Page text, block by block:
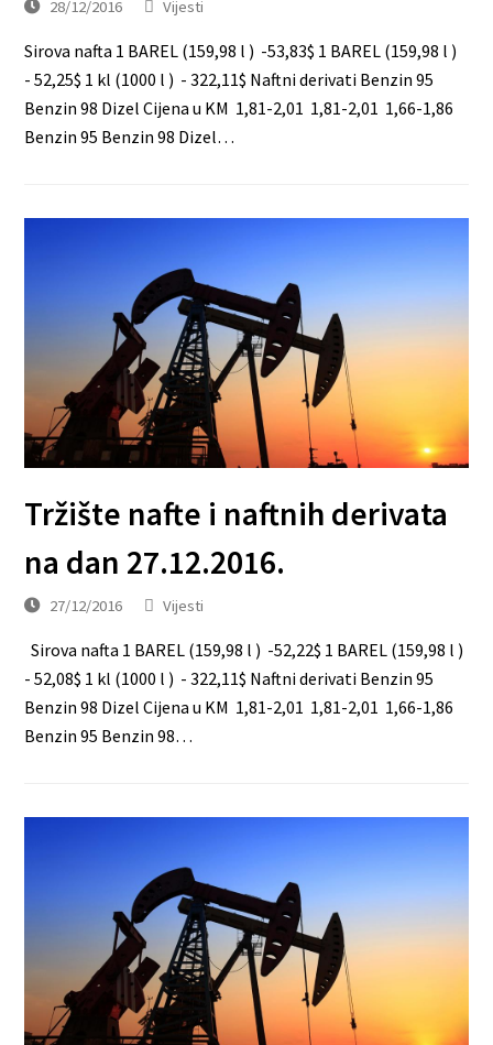
28/12/2016 Vijesti
Sirova nafta 1 BAREL (159,98 l ) -53,83$ 1 BAREL (159,98 l )
- 52,25$ 1 kl (1000 l ) - 322,11$ Naftni derivati Benzin 95
Benzin 98 Dizel Cijena u KM 1,81-2,01 1,81-2,01 1,66-1,86
Benzin 95 Benzin 98 Dizel…
Tržište nafte i naftnih derivata
na dan 27.12.2016.
27/12/2016 Vijesti
Sirova nafta 1 BAREL (159,98 l ) -52,22$ 1 BAREL (159,98 l )
- 52,08$ 1 kl (1000 l ) - 322,11$ Naftni derivati Benzin 95
Benzin 98 Dizel Cijena u KM 1,81-2,01 1,81-2,01 1,66-1,86
Benzin 95 Benzin 98…